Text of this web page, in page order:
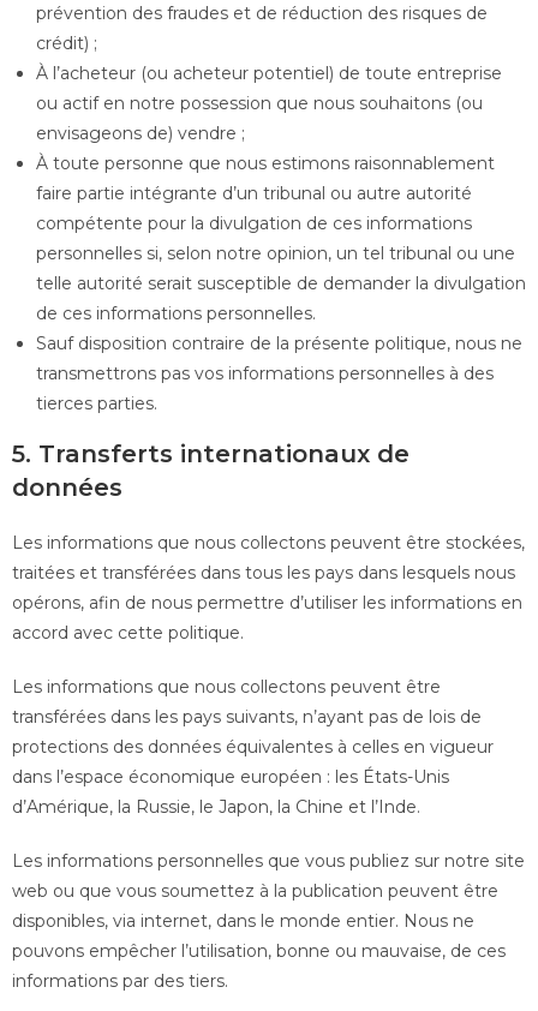
prévention des fraudes et de réduction des risques de
crédit) ;
À l’acheteur (ou acheteur potentiel) de toute entreprise
ou actif en notre possession que nous souhaitons (ou
envisageons de) vendre ;
À toute personne que nous estimons raisonnablement
faire partie intégrante d’un tribunal ou autre autorité
compétente pour la divulgation de ces informations
personnelles si, selon notre opinion, un tel tribunal ou une
telle autorité serait susceptible de demander la divulgation
de ces informations personnelles.
Sauf disposition contraire de la présente politique, nous ne
transmettrons pas vos informations personnelles à des
tierces parties.
5. Transferts internationaux de
données
Les informations que nous collectons peuvent être stockées,
traitées et transférées dans tous les pays dans lesquels nous
opérons, afin de nous permettre d’utiliser les informations en
accord avec cette politique.
Les informations que nous collectons peuvent être
transférées dans les pays suivants, n’ayant pas de lois de
protections des données équivalentes à celles en vigueur
dans l’espace économique européen : les États-Unis
d’Amérique, la Russie, le Japon, la Chine et l’Inde.
Les informations personnelles que vous publiez sur notre site
web ou que vous soumettez à la publication peuvent être
disponibles, via internet, dans le monde entier. Nous ne
pouvons empêcher l’utilisation, bonne ou mauvaise, de ces
informations par des tiers.